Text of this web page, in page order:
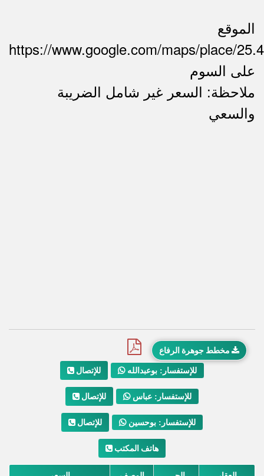
الموقع
https://www.google.com/maps/place/
على السوم
ملاحظاتملاحظة: السعر غير شامل الضريبة
والسعي
مخطط جوهرة الرفاع
للإتصال للإستفسار: بوعبدالله
للإتصال للإستفسار: عباس
للإتصال للإستفسار: بوحسين
هاتف المكتب